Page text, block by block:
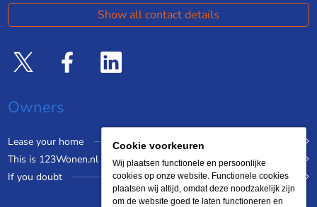
Show all contact details
Owners
Lease your home
This is 123Wonen.nl
If you doubt
Cookie voorkeuren
Wij plaatsen functionele en persoonlijke
cookies op onze website. Functionele cookies
plaatsen wij altijd, omdat deze noodzakelijk zijn
om de website goed te laten functioneren en